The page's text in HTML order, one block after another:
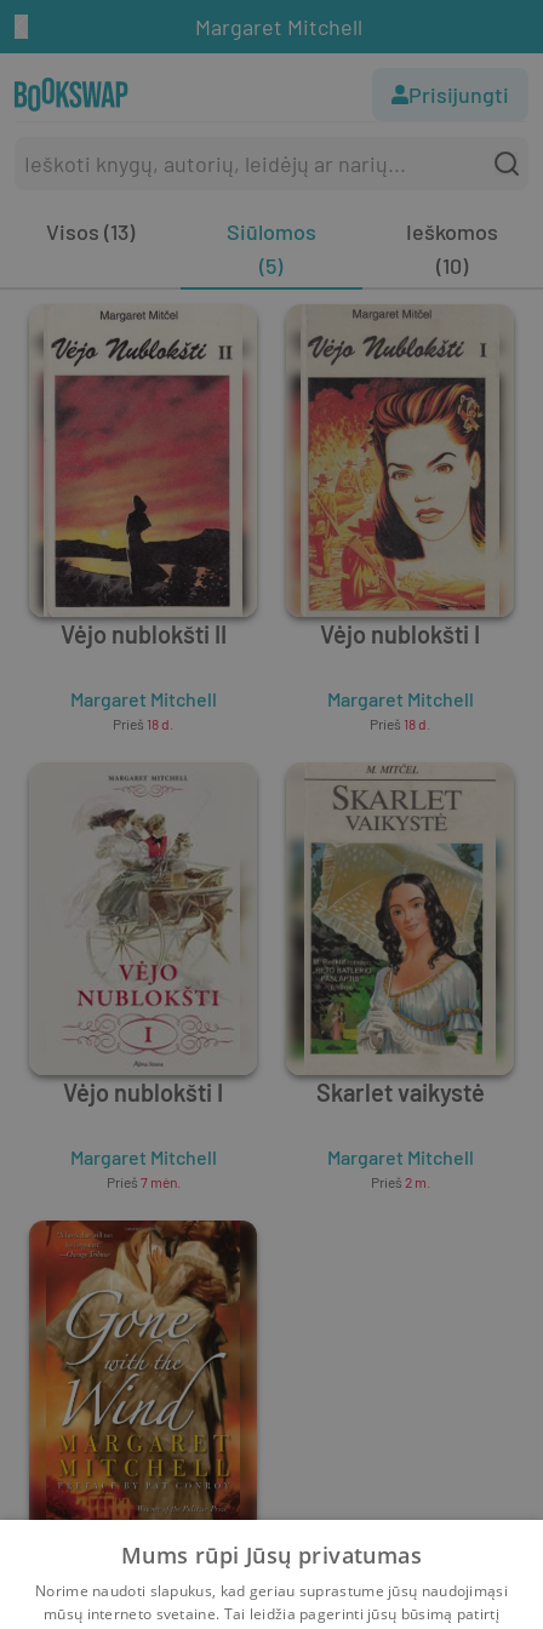
Margaret Mitchell
Prisijungti
Visos (13)
Siūlomos
(5)
Ieškomos
(10)
Vėjo nublokšti II
Margaret Mitchell
Prieš 18 d.
Vėjo nublokšti I
Margaret Mitchell
Prieš 18 d.
Vėjo nublokšti I
Margaret Mitchell
Prieš 7 mėn.
Skarlet vaikystė
Margaret Mitchell
Prieš 2 m.
Gone with the Wind
Margaret Mitchell
Mums rūpi Jūsų privatumas
Norime naudoti slapukus, kad geriau suprastume jūsų naudojimąsi
mūsų interneto svetaine. Tai leidžia pagerinti jūsų būsimą patirtį